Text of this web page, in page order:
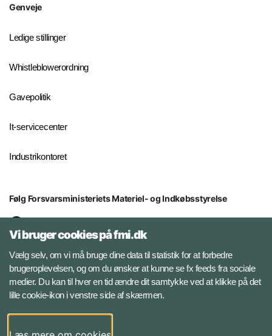
Genveje
Ledige stillinger
Whistleblowerordning
Gavepolitik
It-servicecenter
Industrikontoret
Følg Forsvarsministeriets Materiel- og Indkøbsstyrelse
Facebook
Instagram
YouTube
Vi bruger cookies på fmi.dk
Vælg selv, om vi må bruge dine data til statistik for at forbedre
brugeroplevelsen, og om du ønsker at kunne se fx feeds fra sociale
medier. Du kan til hver en tid ændre dit samtykke ved at klikke på det
lille cookie-ikon i venstre side af skærmen.